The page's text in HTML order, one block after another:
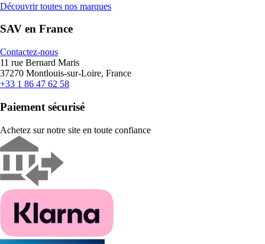
Découvrir toutes nos marques
SAV en France
Contactez-nous
11 rue Bernard Maris
37270 Montlouis-sur-Loire, France
+33 1 86 47 62 58
Paiement sécurisé
Achetez sur notre site en toute confiance